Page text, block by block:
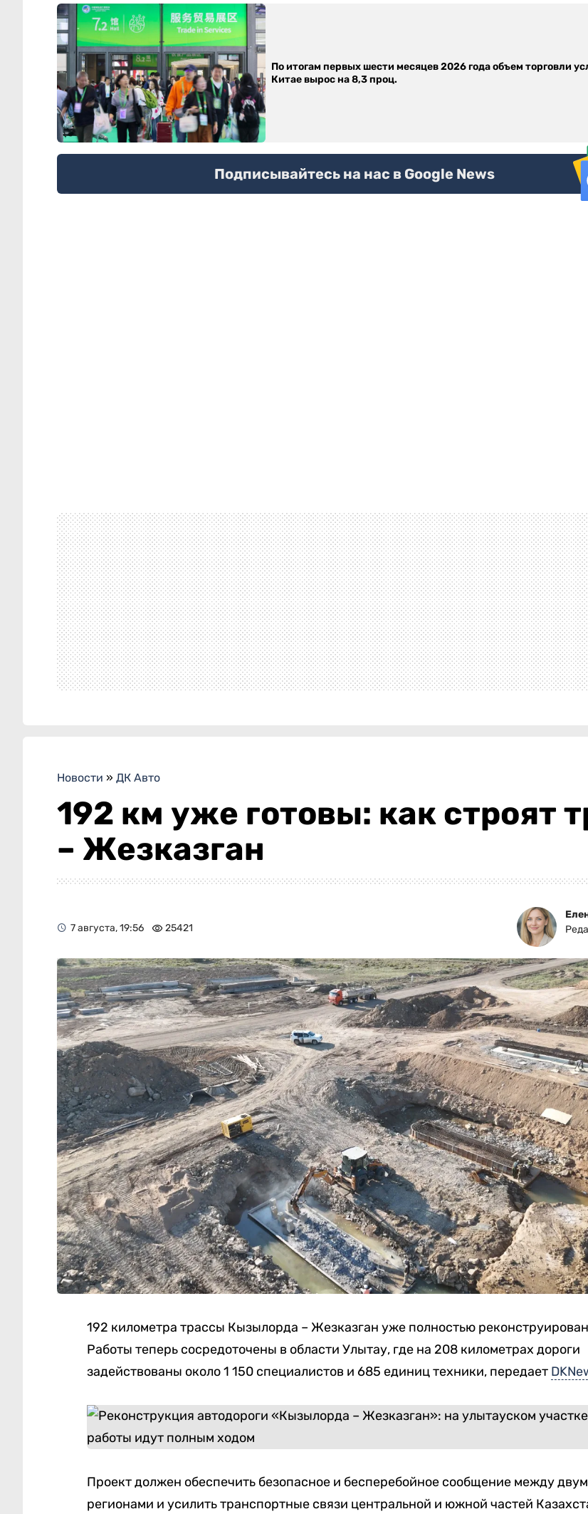
По итогам первых шести месяцев 2026 года объем торговли
Китае вырос на 8,3 проц.
Подписывайтесь на нас в Google News
Новости » ДК Авто
192 км уже готовы: как строят
– Жезказган
7 августа, 19:56 25421
192 километра трассы Кызылорда – Жезказган уже полностью
Работы теперь сосредоточены в области Улытау, где на 208 километрах дороги
задействованы около 1 150 специалистов и 685 единиц техники, передает
Проект должен обеспечить безопасное и бесперебойное сообщение между
регионами и усилить транспортные связи центральной и южной частей